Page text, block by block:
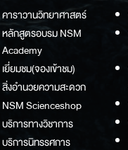
คาราวานวิทยาศาสตร์
หลักสูตรอบรม NSM
Academy
เยี่ยมชม(จองเข้าชม)
สิ่งอำนวยความสะดวก
NSM Scienceshop
บริการทางวิชาการ
บริการนิทรรศการ